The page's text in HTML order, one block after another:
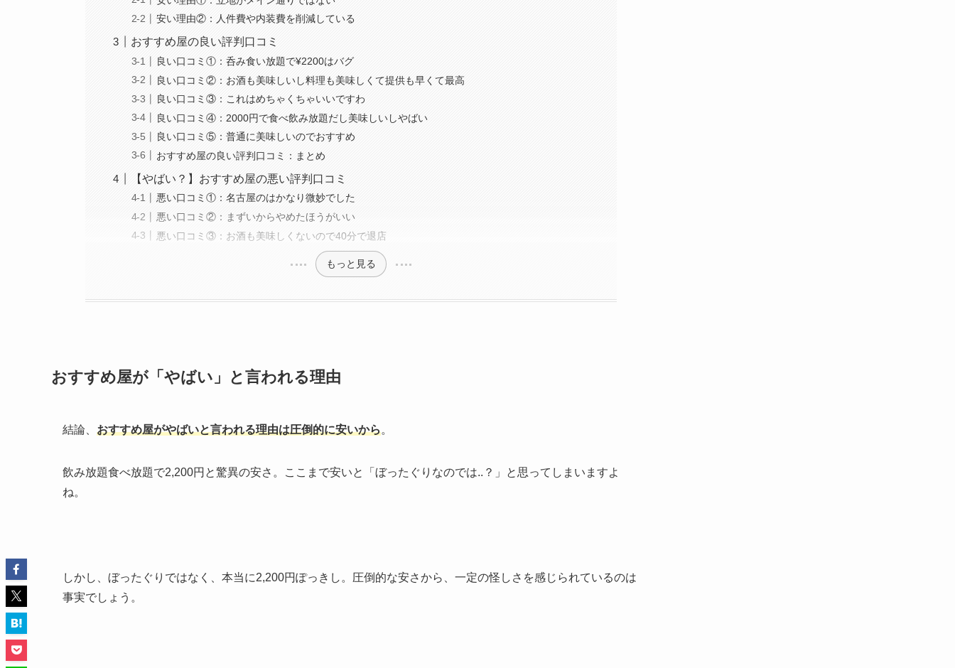
安い理由②：人件費や内装費を削減している
おすすめ屋の良い評判口コミ
良い口コミ①：呑み食い放題で¥2200はバグ
良い口コミ②：お酒も美味しいし料理も美味しくて提供も早くて最高
良い口コミ③：これはめちゃくちゃいいですわ
良い口コミ④：2000円で食べ飲み放題だし美味しいしやばい
良い口コミ⑤：普通に美味しいのでおすすめ
おすすめ屋の良い評判口コミ：まとめ
【やばい？】おすすめ屋の悪い評判口コミ
悪い口コミ①：名古屋のはかなり微妙でした
悪い口コミ②：まずいからやめたほうがいい
悪い口コミ③：お酒も美味しくないので40分で退店
もっと見る
おすすめ屋が「やばい」と言われる理由
結論、 おすすめ屋がやばいと言われる理由は圧倒的に安いから。
飲み放題食べ放題で2,200円と驚異の安さ。ここまで安いと「ぼったぐりなのでは..？」と思ってしまいますよ
ね。
しかし、ぼったぐりではなく、本当に2,200円ぽっきし。圧倒的な安さから、一定の怪しさを感じられているのは
事実でしょう。